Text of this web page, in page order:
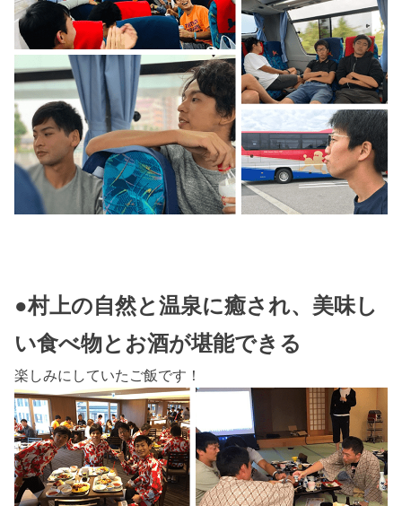
●村上の自然と温泉に癒され、美味し
い食べ物とお酒が堪能できる
楽しみにしていたご飯です！